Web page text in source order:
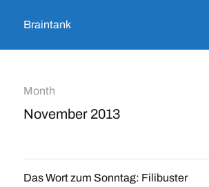
Braintank
Month
November 2013
Das Wort zum Sonntag: Filibuster